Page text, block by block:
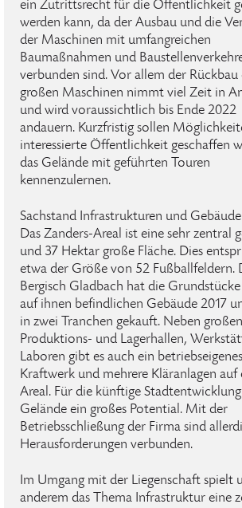
ein Zutrittsrecht für die Öffentlichkeit
werden kann, da der Ausbau und die
der Maschinen mit umfangreichen
Baumaßnahmen und
verbunden sind. Vor allem der Rückbau
großen Maschinen nimmt viel Zeit in
und wird voraussichtlich bis Ende 2022
andauern. Kurzfristig sollen
interessierte Öffentlichkeit geschaffen
das Gelände mit geführten Touren
kennenzulernen.
Sachstand Infrastrukturen und Gebäude
Das Zanders-Areal ist eine sehr zentral
und 37 Hektar große Fläche. Dies
etwa der Größe von 52 Fußballfeldern.
Bergisch Gladbach hat die
auf ihnen befindlichen Gebäude 2017
in zwei Tranchen gekauft. Neben großen
Produktions- und Lagerhallen,
Laboren gibt es auch ein betriebseigenes
Kraftwerk und mehrere Kläranlagen auf
Areal. Für die künftige
Gelände ein großes Potential. Mit der
Betriebsschließung der Firma sind
Herausforderungen verbunden.
Im Umgang mit der Liegenschaft spielt
anderem das Thema Infrastruktur eine